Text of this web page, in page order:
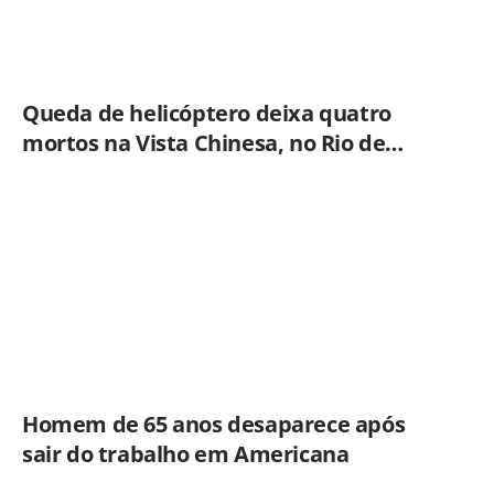
Queda de helicóptero deixa quatro
mortos na Vista Chinesa, no Rio de
Homem de 65 anos desaparece após
sair do trabalho em Americana